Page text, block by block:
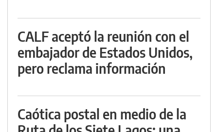
CALF aceptó la reunión con el
embajador de Estados Unidos,
pero reclama información
Caótica postal en medio de la